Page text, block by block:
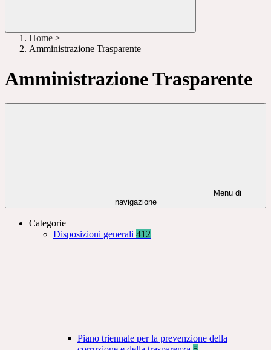
Home >
Amministrazione Trasparente
Amministrazione Trasparente
Menu di
navigazione
Categorie
Disposizioni generali 412
Piano triennale per la prevenzione della